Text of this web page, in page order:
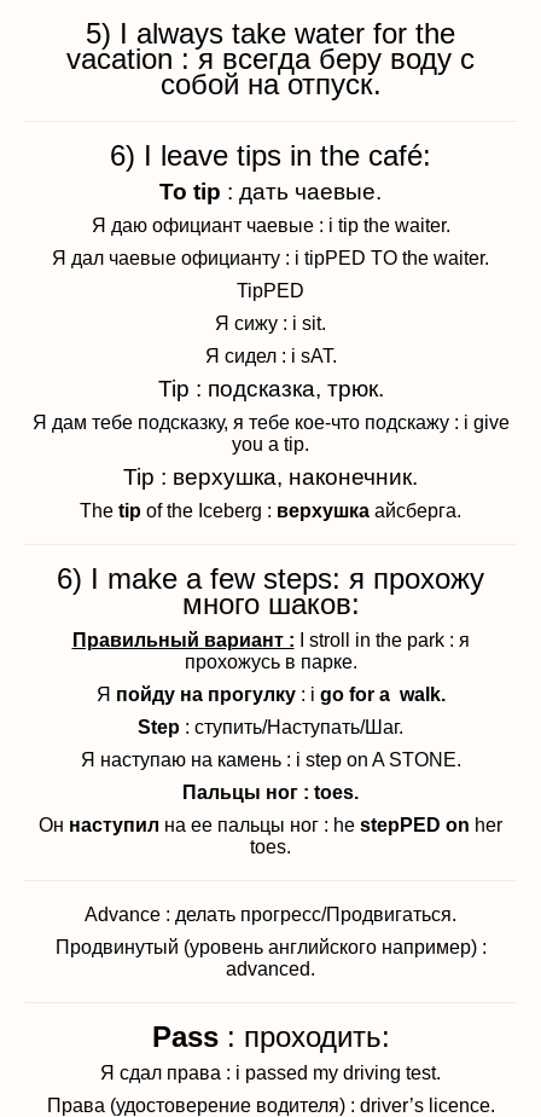
5) I always take water for the
vacation : я всегда беру воду с
собой на отпуск.
6) I leave tips in the café:
To tip : дать чаевые.
Я даю официант чаевые : i tip the waiter.
Я дал чаевые официанту : i tipPED TO the waiter.
TipPED
Я сижу : i sit.
Я сидел : i sAT.
Tip : подсказка, трюк.
Я дам тебе подсказку, я тебе кое-что подскажу : i give
you a tip.
Tip : верхушка, наконечник.
The tip of the Iceberg : верхушка айсберга.
6) I make a few steps: я прохожу
много шаков:
Правильный вариант : I stroll in the park : я
прохожусь в парке.
Я пойду на прогулку: i go for a walk.
Step : ступить/Наступать/Шаг.
Я наступаю на камень : i step on A STONE.
Пальцы ног : toes.
Он наступил на ее пальцы ног : he stepPED on her
toes.
Advance : делать прогресс/Продвигаться.
Продвинутый (уровень английского например) :
advanced.
Pass : проходить:
Я сдал права : i passed my driving test.
Права (удостоверение водителя) : driver’s licence.